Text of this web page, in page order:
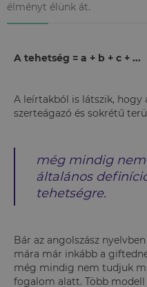
élményt élünk át.
A tehetség = a + b + c + ...
A leírtakból is látszik,
szerteágazó és sokrétű
még mindig
általános
tehetségre.
Bár az angolszász
mára már inkább a
még mindig nem tudjuk
fogalom alatt. Több